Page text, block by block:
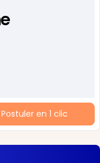
Postuler en 1 clic